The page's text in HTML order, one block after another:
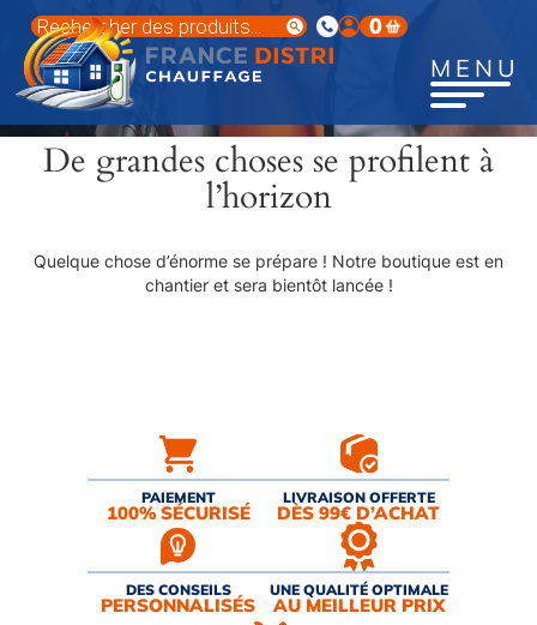
contenu
principal
Recherche
de
produits
0
MENU
De grandes choses se profilent à
l’horizon
Quelque chose d’énorme se prépare ! Notre boutique est en
chantier et sera bientôt lancée !
PAIEMENT
100% SÉCURISÉ
LIVRAISON OFFERTE
DÈS 99€ D’ACHAT
DES CONSEILS
PERSONNALISÉS
UNE QUALITÉ OPTIMALE
AU MEILLEUR PRIX